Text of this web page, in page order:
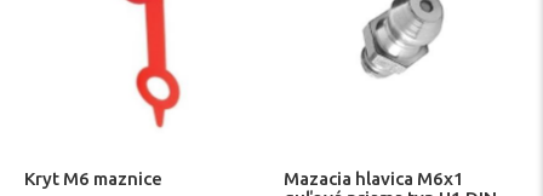
Kryt M6 maznice
Mazacia hlavica M6x1